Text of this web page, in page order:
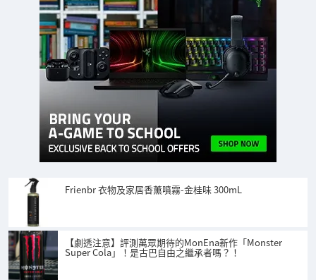
Frienbr 衣物及家居香薰噴霧-金桂味 300mL
【劇透注意】評測萬眾期待的MonEna新作「Monster
Super Cola」！是古巴自由之繼承者嗎？！